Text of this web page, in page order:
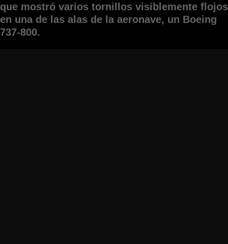
que mostró varios tornillos visiblemente flojos
en una de las alas de la aeronave, un Boeing
737-800.